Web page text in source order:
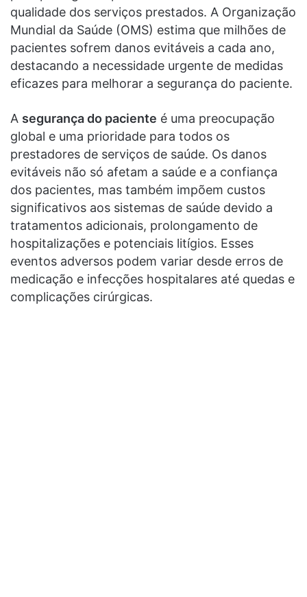
qualidade dos serviços prestados. A Organização
Mundial da Saúde (OMS) estima que milhões de
pacientes sofrem danos evitáveis a cada ano,
destacando a necessidade urgente de medidas
eficazes para melhorar a segurança do paciente.
A segurança do paciente é uma preocupação
global e uma prioridade para todos os
prestadores de serviços de saúde. Os danos
evitáveis não só afetam a saúde e a confiança
dos pacientes, mas também impõem custos
significativos aos sistemas de saúde devido a
tratamentos adicionais, prolongamento de
hospitalizações e potenciais litígios. Esses
eventos adversos podem variar desde erros de
medicação e infecções hospitalares até quedas e
complicações cirúrgicas.